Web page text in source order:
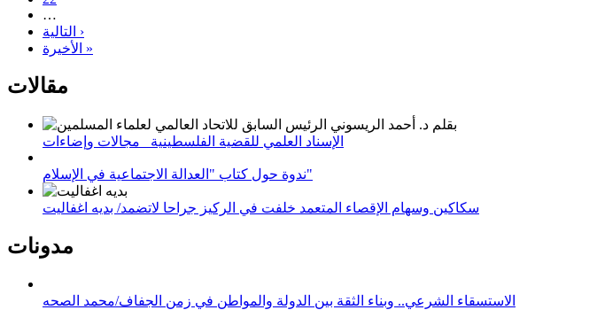
…
التالية ›
الأخيرة »
مقالات
الإسناد العلمي للقضية الفلسطينية_ مجالات وإضاءات
ندوة حول كتاب "العدالة الاجتماعية في الإسلام"
سكاكين وسهام الإقصاء المتعمد خلفت في الركيز جراحا لاتضمد/ بديه اغفاليت
مدونات
الاستسقاء الشرعي.. وبناء الثقة بين الدولة والمواطن في زمن الجفاف/محمد الصحه